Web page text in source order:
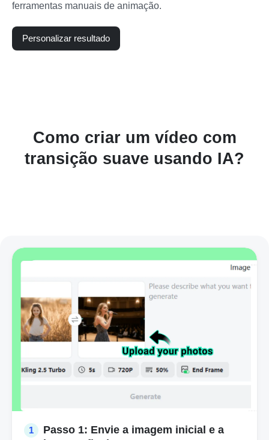
ferramentas manuais de animação.
Personalizar resultado
Como criar um vídeo com
transição suave usando IA?
1
Passo 1: Envie a imagem inicial e a